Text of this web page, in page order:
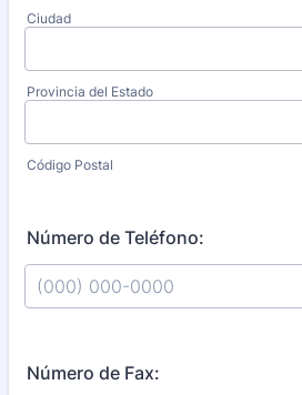
Ciudad
Provincia del Estado
Código Postal
Número de Teléfono:
Número de Fax: